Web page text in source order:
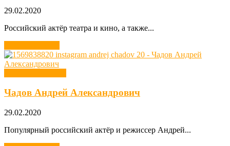
29.02.2020
Российский актёр театра и кино, а также...
Чадов Андрей Александрович
29.02.2020
Популярный российский актёр и режиссер Андрей...